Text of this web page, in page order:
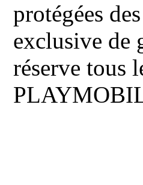
protégées
exclusive de
réserve tous